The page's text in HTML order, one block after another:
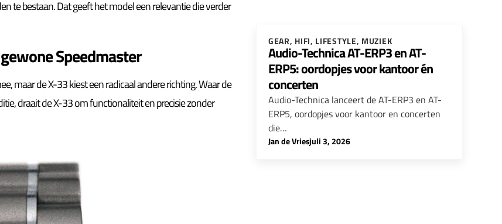
te bestaan. Dat geeft het model een relevantie die verder
Speedmaster
maar de X-33 kiest een radicaal andere richting. Waar de
draait de X-33 om functionaliteit en precisie zonder
GEAR, HIFI, LIFESTYLE, MUZIEK
Audio-Technica AT-ERP3 en AT-
ERP5: oordopjes voor kantoor én
concerten
Audio-Technica lanceert de AT-ERP3 en AT-
ERP5, oordopjes voor kantoor en concerten
die…
Jan de Vries
-juli 3, 2026